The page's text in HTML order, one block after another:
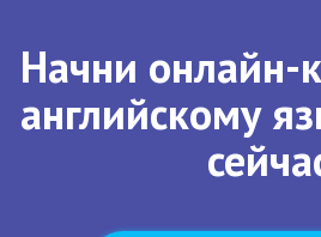
Начни онлайн-
английскому